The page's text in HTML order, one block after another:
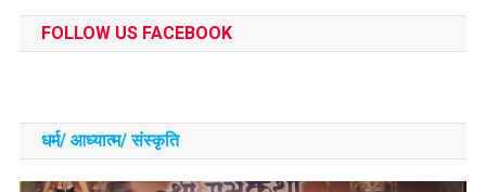
FOLLOW US FACEBOOK
धर्म/ आध्‍यात्‍म/ संस्‍कृति